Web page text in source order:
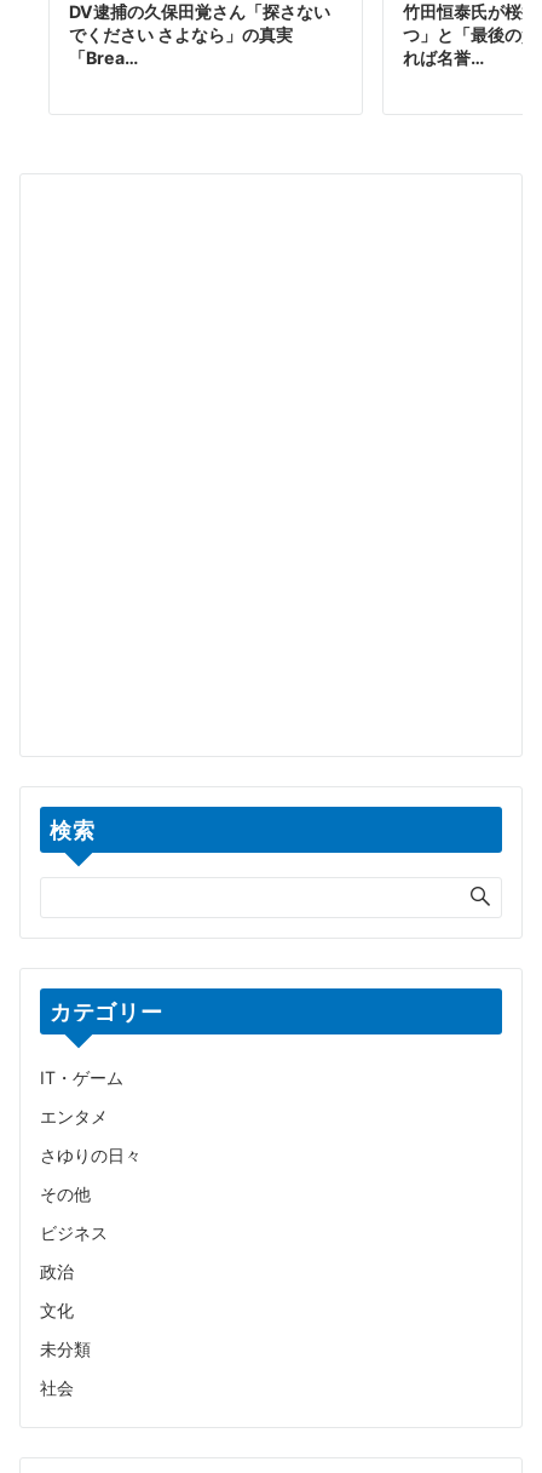
DV逮捕の久保田覚さん「探さない
でください さよなら」の真実
「Brea…
竹田恒泰氏が桜
つ」と「最後の
れば名誉…
検索
カテゴリー
IT・ゲーム
エンタメ
さゆりの日々
その他
ビジネス
政治
文化
未分類
社会